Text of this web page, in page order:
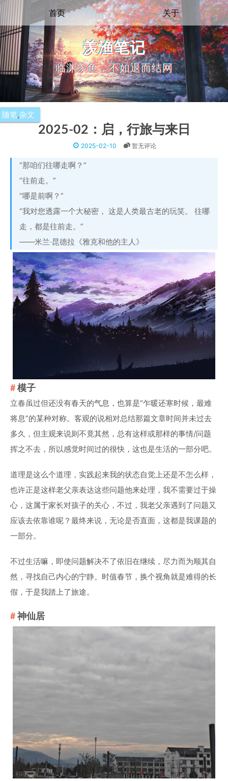
首页 关于
羡渔笔记
临渊羡鱼，不如退而结网
随笔,杂文
2025-02：启，行旅与来日
2025-02-10 暂无评论
“那咱们往哪走啊？”
“往前走。”
“哪是前啊？”
“我对您透露一个大秘密， 这是人类最古老的玩笑。 往哪
走，都是往前走。”
——米兰·昆德拉《雅克和他的主人》
模子
立春虽过但还没有春天的气息，也算是“乍暖还寒时候，最难
将息”的某种对称。客观的说相对总结那篇文章时间并未过去
多久，但主观来说则不竟其然，总有这样或那样的事情/问题
挥之不去，所以感觉时间过的很快，这也是生活的一部分吧。
道理是这么个道理，实践起来我的状态自觉上还是不怎么样，
也许正是这样老父亲表达这些问题他来处理，我不需要过于操
心，这属于家长对孩子的关心，不过，我老父亲遇到了问题又
应该去依靠谁呢？最终来说，无论是否直面，这都是我课题的
一部分。
不过生活嘛，即使问题解决不了依旧在继续，尽力而为顺其自
然，寻找自己内心的宁静。时值春节，换个视角就是难得的长
假，于是我踏上了旅途。
神仙居